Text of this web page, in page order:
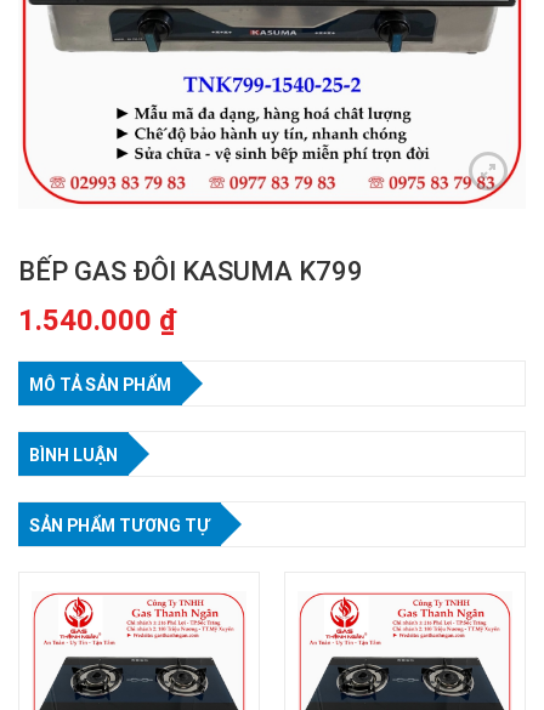
BẾP GAS ĐÔI KASUMA K799
1.540.000 ₫
MÔ TẢ SẢN PHẨM
BÌNH LUẬN
SẢN PHẨM TƯƠNG TỰ